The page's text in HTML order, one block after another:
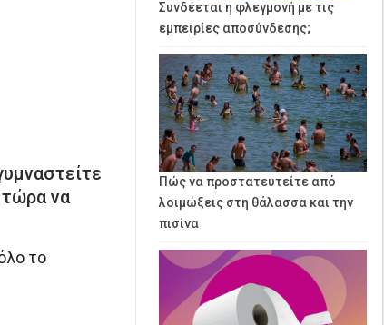
τώρα να
το
Συνδέεται η φλεγμονή με τις
εμπειρίες αποσύνδεσης;
Πώς να προστατευτείτε από
λοιμώξεις στη θάλασσα και την
πισίνα